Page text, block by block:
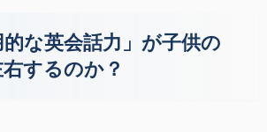
な英会話力」が子供の
するのか？